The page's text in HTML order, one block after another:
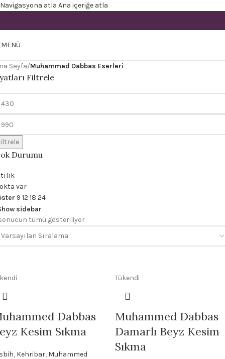
Navigasyona atla Ana içeriğe atla
MENÜ
Sayfa/Muhammed Dabbas Eserleri
Filtrele
Durumu
var
9 12 18 24
sidebar
sonucun tümü gösteriliyor
Dabbas
Kesim Sıkma
, Kehribar, Muhammed
Tükendi
Muhammed Dabbas
Damarlı Beyz Kesim
Sıkma